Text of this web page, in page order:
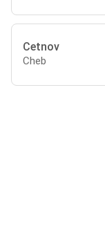
Cetnov
Cheb